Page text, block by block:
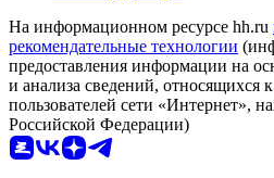
На информационном ресурсе hh.ru
рекомендательные технологии
предоставления информации на
и анализа сведений, относящихся
пользователей сети «Интернет»,
Российской Федерации)